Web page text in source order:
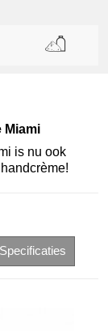
Miami
is nu ook